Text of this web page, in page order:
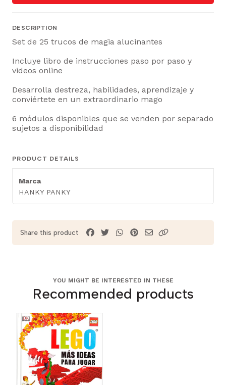
DESCRIPTION
Set de 25 trucos de magia alucinantes
Incluye libro de instrucciones paso por paso y
videos online
Desarrolla destreza, habilidades, aprendizaje y
conviértete en un extraordinario mago
6 módulos disponibles que se venden por separado
sujetos a disponibilidad
PRODUCT DETAILS
Marca
HANKY PANKY
Share this product
YOU MIGHT BE INTERESTED IN THESE
Recommended products